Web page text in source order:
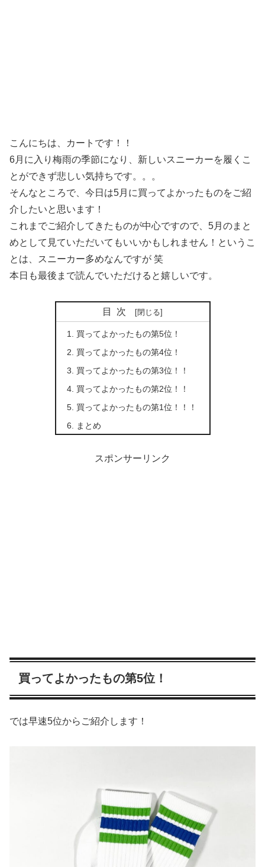
こんにちは、カートです！！
6月に入り梅雨の季節になり、新しいスニーカーを履くこ
とができず悲しい気持ちです。。。
そんなところで、今日は5月に買ってよかったものをご紹
介したいと思います！
これまでご紹介してきたものが中心ですので、5月のまと
めとして見ていただいてもいいかもしれません！というこ
とは、スニーカー多めなんですが 笑
本日も最後まで読んでいただけると嬉しいです。
目次
買ってよかったもの第5位！
買ってよかったもの第4位！
買ってよかったもの第3位！！
買ってよかったもの第2位！！
買ってよかったもの第1位！！！
まとめ
スポンサーリンク
買ってよかったもの第5位！
では早速5位からご紹介します！